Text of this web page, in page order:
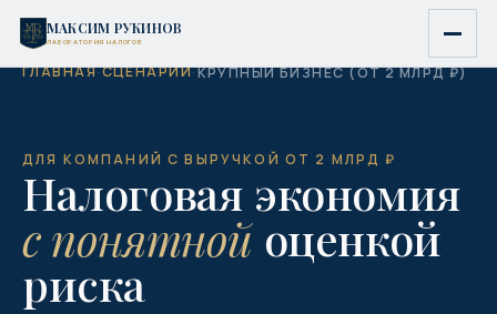
МАКСИМ РУКИНОВ
ЛАБОРАТОРИЯ НАЛОГОВ
ГЛАВНАЯ·СЦЕНАРИИ·КРУПНЫЙ БИЗНЕС (ОТ 2 МЛРД ₽)
ДЛЯ КОМПАНИЙ С ВЫРУЧКОЙ ОТ 2 МЛРД ₽
Налоговая экономия
с понятной оценкой
риска